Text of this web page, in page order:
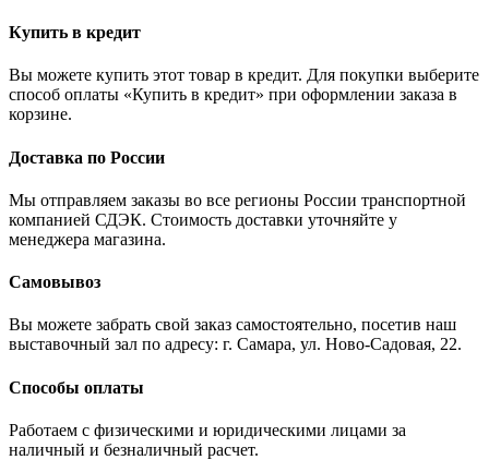
Купить в кредит
Вы можете купить этот товар в кредит. Для покупки выберите
способ оплаты «Купить в кредит» при оформлении заказа в
корзине.
Доставка по России
Мы отправляем заказы во все регионы России транспортной
компанией СДЭК. Стоимость доставки уточняйте у
менеджера магазина.
Самовывоз
Вы можете забрать свой заказ самостоятельно, посетив наш
выставочный зал по адресу: г. Самара, ул. Ново-Садовая, 22.
Способы оплаты
Работаем с физическими и юридическими лицами за
наличный и безналичный расчет.